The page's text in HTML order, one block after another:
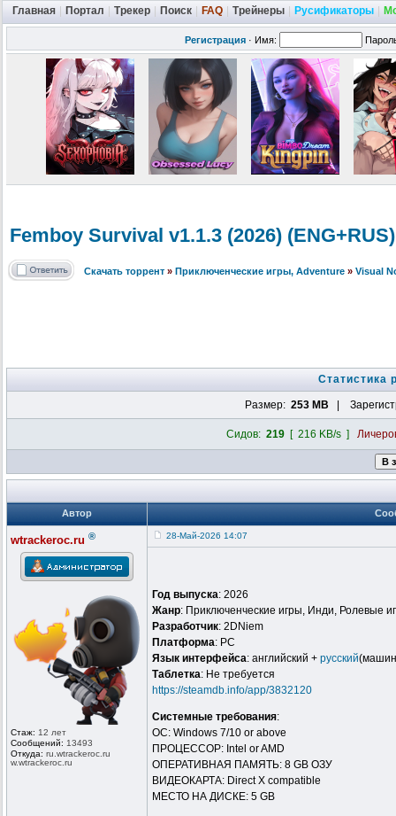
Главная Портал Трекер Поиск FAQ Трейнеры Русификаторы
Регистрация · Имя:
Femboy Survival v1.1.3 (2026)
Скачать торрент » Приключенческие игры, Adventure » Visual
Статистика
Размер: 253 MB |
Сидов: 219[ 216 KB/s ]
Автор
wtrackeroc.ru ®
Стаж: 12 лет
Сообщений: 13493
Откуда: ru.wtrackeroc.ru
w.wtrackeroc .ru
28-Май-2026 14:07
Год выпуска: 2026
Жанр: Приключенческие игры, Инди, Ролевые
Разработчик: 2DNiem
Платформа: PC
Язык интерфейса: английский + русский
Таблeтка: Не требуется
https://steamdb.info/app/3832120
Системные требования:
ОС: Windows 7/10 or above
ПРОЦЕССОР: Intel or AMD
ОПЕРАТИВНАЯ ПАМЯТЬ: 8 GB ОЗУ
ВИДЕОКАРТА: Direct X compatible
МЕСТО НА ДИСКЕ: 5 GB